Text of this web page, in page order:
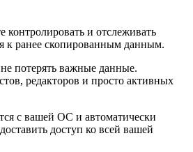
и отслеживать
к ранее скопированным данным.
потерять важные данные.
редакторов и просто активных
с вашей ОС и автоматически
доступ ко всей вашей